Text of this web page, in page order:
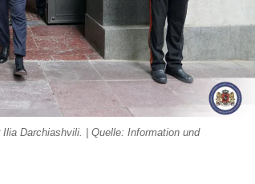
Darchiashvili. | Quelle: Information und